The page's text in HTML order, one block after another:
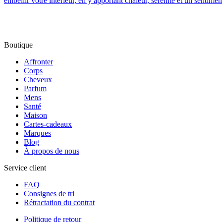
Boutique
Affronter
Corps
Cheveux
Parfum
Mens
Santé
Maison
Cartes-cadeaux
Marques
Blog
À propos de nous
Service client
FAQ
Consignes de tri
Rétractation du contrat
Politique de retour